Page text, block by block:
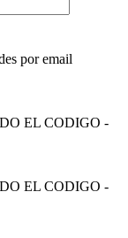
por email